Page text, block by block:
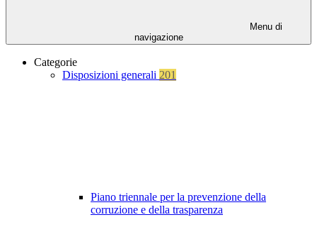
Menu di
navigazione
Categorie
Disposizioni generali 201
Piano triennale per la prevenzione della
corruzione e della trasparenza